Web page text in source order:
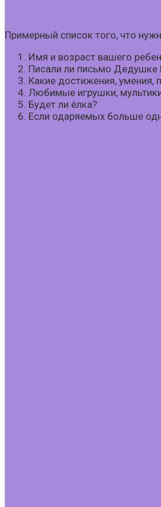
Примерный список того, что
Имя и возраст вашего
Писали ли письмо Дедушке
Какие достижения, умения,
Любимые игрушки,
Будет ли ёлка?
Если одаряемых больше